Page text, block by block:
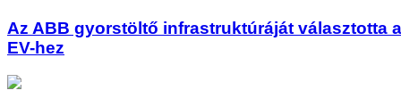
Az ABB gyorstöltő infrastruktúráját választotta
EV-hez